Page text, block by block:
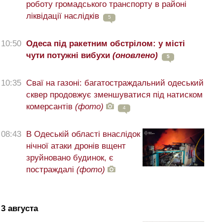
роботу громадського транспорту в районі
ліквідації наслідків
5
10:50 Одеса під ракетним обстрілом: у місті
чути потужні вибухи (оновлено) 5
10:35 Сваї на газоні: багатостраждальний одеський
сквер продовжує зменшуватися під натиском
комерсантів (фото) 4
08:43 В Одеській області внаслідок
нічної атаки дронів вщент
зруйновано будинок, є
постраждалі (фото)
3 августа